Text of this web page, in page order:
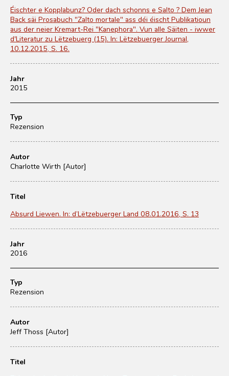
Éischter e Kopplabunz? Oder dach schonns e Salto ? Dem Jean
Back säi Prosabuch "Zalto mortale" ass déi éischt Publikatioun
aus der neier Kremart-Rei "Kanephora". Vun alle Säiten - iwwer
d'Literatur zu Lëtzebuerg (15). In: Lëtzebuerger Journal,
10.12.2015, S. 16.
Jahr
2015
Typ
Rezension
Autor
Charlotte Wirth [Autor]
Titel
Absurd Liewen. In: d’Lëtzebuerger Land 08.01.2016, S. 13
Jahr
2016
Typ
Rezension
Autor
Jeff Thoss [Autor]
Titel